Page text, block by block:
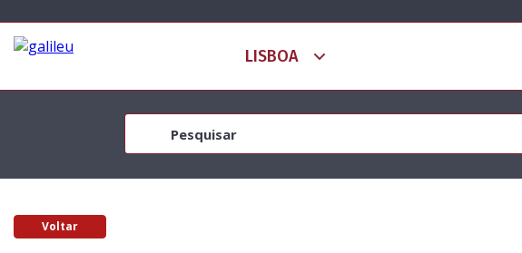
Voltar